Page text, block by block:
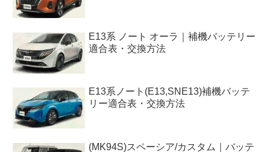
E13系 ノート オーラ｜補機バッテリー
適合表・交換方法
E13系ノート(E13,SNE13)補機バッテ
リー適合表・交換方法
(MK94S)スペーシア/カスタム｜バッテ